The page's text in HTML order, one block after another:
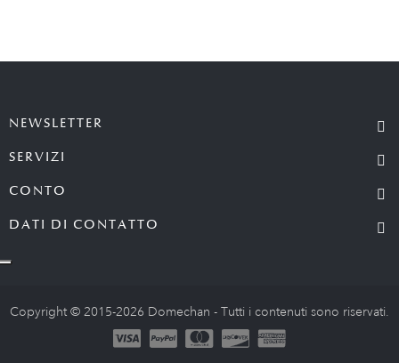
NEWSLETTER
SERVIZI
CONTO
DATI DI CONTATTO
Copyright © 2015-2026 Domechan - Tutti i contenuti sono riservati.